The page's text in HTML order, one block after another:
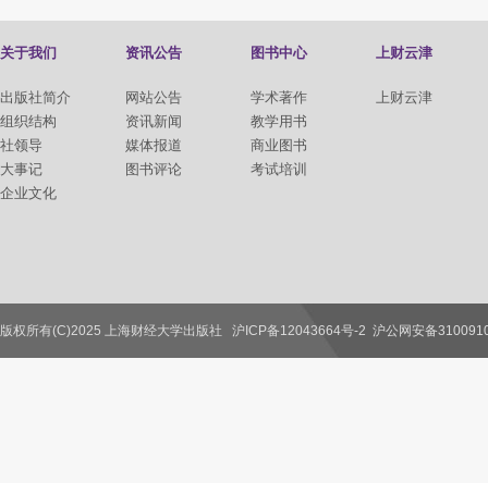
关于我们
出版社简介
组织结构
社领导
大事记
企业文化
资讯公告
网站公告
资讯新闻
媒体报道
图书评论
图书中心
学术著作
教学用书
商业图书
考试培训
上财云津
上财云津
联系我们
版权所有(C)2025 上海财经大学出版社 沪ICP备12043664号-2 沪公网安备